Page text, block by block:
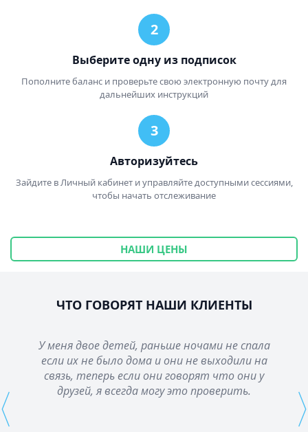
Выберите одну из подписок
Пополните баланс и проверьте свою электронную почту для
дальнейших инструкций
Авторизуйтесь
Зайдите в Личный кабинет и управляйте доступными сессиями,
чтобы начать отслеживание
НАШИ ЦЕНЫ
ЧТО ГОВОРЯТ НАШИ КЛИЕНТЫ
У меня двое детей, раньше ночами не спала
если их не было дома и они не выходили на
связь, теперь если они говорят что они у
друзей, я всегда могу это проверить.
⟨ ⟩